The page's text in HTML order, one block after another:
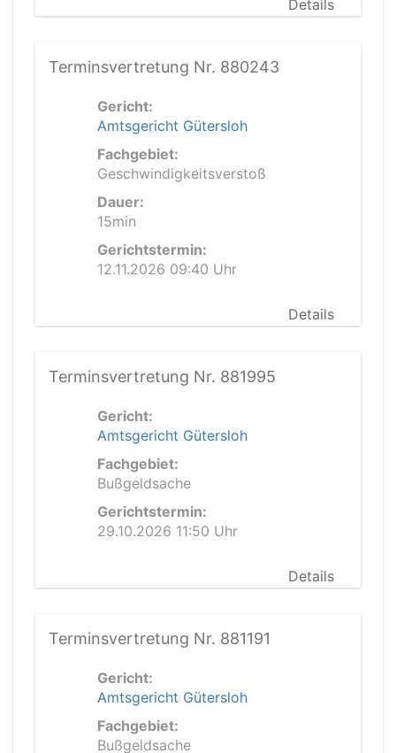
Details
Terminsvertretung Nr. 880243
Gericht:
Amtsgericht Gütersloh
Fachgebiet:
Geschwindigkeitsverstoß
Dauer:
15min
Gerichtstermin:
12.11.2026 09:40 Uhr
Details
Terminsvertretung Nr. 881995
Gericht:
Amtsgericht Gütersloh
Fachgebiet:
Bußgeldsache
Gerichtstermin:
29.10.2026 11:50 Uhr
Details
Terminsvertretung Nr. 881191
Gericht:
Amtsgericht Gütersloh
Fachgebiet:
Bußgeldsache